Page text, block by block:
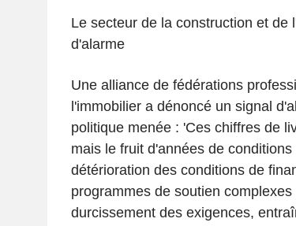
Le secteur de la construction et de
d'alarme
Une alliance de fédérations
l'immobilier a dénoncé un signal
politique menée : 'Ces chiffres de
mais le fruit d'années de
détérioration des conditions de
programmes de soutien
durcissement des exigences,